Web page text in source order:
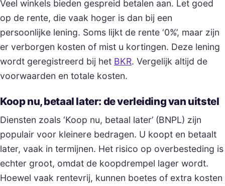
Veel winkels bieden gespreid betalen aan. Let goed
op de rente, die vaak hoger is dan bij een
persoonlijke lening. Soms lijkt de rente ‘0%’, maar zijn
er verborgen kosten of mist u kortingen. Deze lening
wordt geregistreerd bij het BKR. Vergelijk altijd de
voorwaarden en totale kosten.
Koop nu, betaal later: de verleiding van uitstel
Diensten zoals ‘Koop nu, betaal later’ (BNPL) zijn
populair voor kleinere bedragen. U koopt en betaalt
later, vaak in termijnen. Het risico op overbesteding is
echter groot, omdat de koopdrempel lager wordt.
Hoewel vaak rentevrij, kunnen boetes of extra kosten